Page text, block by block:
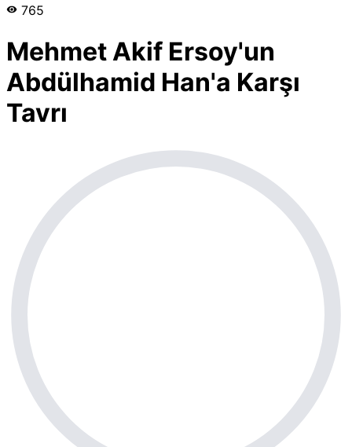
765
Mehmet Akif Ersoy'un
Abdülhamid Han'a Karşı
Tavrı